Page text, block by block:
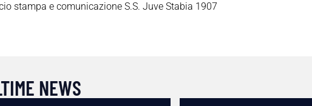
stampa e comunicazione S.S. Juve Stabia 1907
NEWS